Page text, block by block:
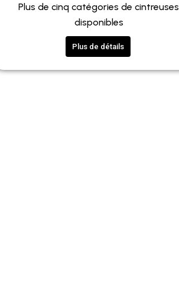
Plus de cinq catégories de cintreuses
disponibles
Plus de détails